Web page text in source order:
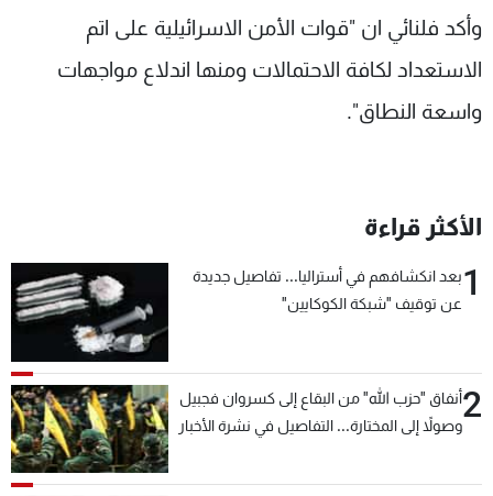
وأكد فلنائي ان "قوات الأمن الاسرائيلية على اتم
الاستعداد لكافة الاحتمالات ومنها اندلاع مواجهات
واسعة النطاق".
الأكثر قراءة
1بعد انكشافهم في أستراليا... تفاصيل جديدة
عن توقيف "شبكة الكوكايين"
2أنفاق "حزب الله" من البقاع إلى كسروان فجبيل
وصولاً إلى المختارة... التفاصيل في نشرة الأخبار